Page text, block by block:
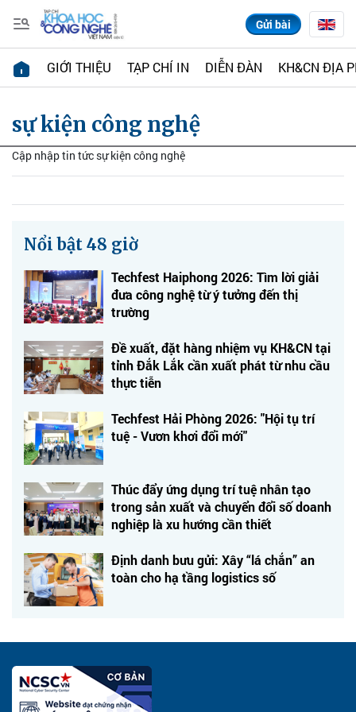
Gửi bài
GIỚI THIỆU TẠP CHÍ IN DIỄN ĐÀN KH&CN ĐỊA
sự kiện công nghệ
Cập nhập tin tức sự kiện công nghệ
Nổi bật 48 giờ
Techfest Haiphong 2026: Tìm lời giải
đưa công nghệ từ ý tưởng đến thị
trường
Đề xuất, đặt hàng nhiệm vụ KH&CN tại
tỉnh Đắk Lắk cần xuất phát từ nhu cầu
thực tiễn
Techfest Hải Phòng 2026: "Hội tụ trí
tuệ - Vươn khơi đổi mới"
Thúc đẩy ứng dụng trí tuệ nhân tạo
trong sản xuất và chuyển đổi số doanh
nghiệp là xu hướng cần thiết
Định danh bưu gửi: Xây “lá chắn” an
toàn cho hạ tầng logistics số